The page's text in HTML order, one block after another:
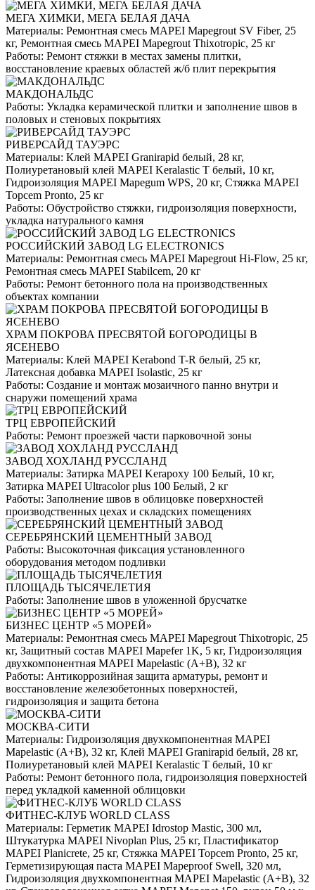
МЕГА ХИМКИ, МЕГА БЕЛАЯ ДАЧА
Материалы: Ремонтная смесь MAPEI Mapegrout SV Fiber, 25
кг, Ремонтная смесь MAPEI Mapegrout Thixotropic, 25 кг
Работы: Ремонт стяжки в местах замены плитки,
восстановление краевых областей ж/б плит перекрытия
МАКДОНАЛЬДС
Работы: Укладка керамической плитки и заполнение швов в
половых и стеновых покрытиях
РИВЕРСАЙД ТАУЭРС
Материалы: Клей MAPEI Granirapid белый, 28 кг,
Полиуретановый клей MAPEI Keralastic T белый, 10 кг,
Гидроизоляция MAPEI Mapegum WPS, 20 кг, Стяжка MAPEI
Topcem Pronto, 25 кг
Работы: Обустройство стяжки, гидроизоляция поверхности,
укладка натурального камня
РОССИЙСКИЙ ЗАВОД LG ELECTRONICS
Материалы: Ремонтная смесь MAPEI Mapegrout Hi-Flow, 25 кг,
Ремонтная смесь MAPEI Stabilcem, 20 кг
Работы: Ремонт бетонного пола на производственных
объектах компании
ХРАМ ПОКРОВА ПРЕСВЯТОЙ БОГОРОДИЦЫ В
ЯСЕНЕВО
Материалы: Клей MAPEI Kerabond T-R белый, 25 кг,
Латексная добавка MAPEI Isolastic, 25 кг
Работы: Создание и монтаж мозаичного панно внутри и
снаружи помещений храма
ТРЦ ЕВРОПЕЙСКИЙ
Работы: Ремонт проезжей части парковочной зоны
ЗАВОД ХОХЛАНД РУССЛАНД
Материалы: Затирка MAPEI Kerapoxy 100 Белый, 10 кг,
Затирка MAPEI Ultracolor plus 100 Белый, 2 кг
Работы: Заполнение швов в облицовке поверхностей
производственных цехах и складских помещениях
СЕРЕБРЯНСКИЙ ЦЕМЕНТНЫЙ ЗАВОД
Работы: Высокоточная фиксация установленного
оборудования методом подливки
ПЛОЩАДЬ ТЫСЯЧЕЛЕТИЯ
Работы: Заполнение швов в уложенной брусчатке
БИЗНЕС ЦЕНТР «5 МОРЕЙ»
Материалы: Ремонтная смесь MAPEI Mapegrout Thixotropic, 25
кг, Защитный состав MAPEI Mapefer 1K, 5 кг, Гидроизоляция
двухкомпонентная MAPEI Mapelastic (А+B), 32 кг
Работы: Антикоррозийная защита арматуры, ремонт и
восстановление железобетонных поверхностей,
гидроизоляция и защита бетона
МОСКВА-СИТИ
Материалы: Гидроизоляция двухкомпонентная MAPEI
Mapelastic (А+B), 32 кг, Клей MAPEI Granirapid белый, 28 кг,
Полиуретановый клей MAPEI Keralastic T белый, 10 кг
Работы: Ремонт бетонного пола, гидроизоляция поверхностей
перед укладкой каменной облицовки
ФИТНЕС-КЛУБ WORLD CLASS
Материалы: Герметик MAPEI Idrostop Mastic, 300 мл,
Штукатурка MAPEI Nivoplan Plus, 25 кг, Пластификатор
MAPEI Planicrete, 25 кг, Стяжка MAPEI Topcem Pronto, 25 кг,
Герметизирующая паста MAPEI Mapeproof Swell, 320 мл,
Гидроизоляция двухкомпонентная MAPEI Mapelastic (А+B), 32